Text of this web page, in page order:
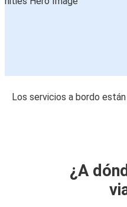
Los servicios a bordo
¿A